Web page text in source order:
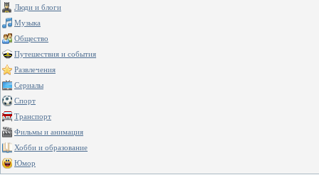
Люди и блоги
Музыка
Общество
Путешествия и события
Развлечения
Сериалы
Спорт
Транспорт
Фильмы и анимация
Хобби и образование
Юмор